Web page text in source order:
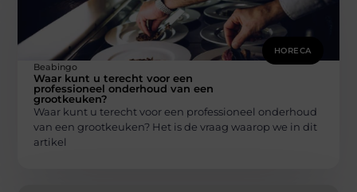
HORECA
Beabingo
Waar kunt u terecht voor een
professioneel onderhoud van een
grootkeuken?
Waar kunt u terecht voor een professioneel onderhoud
van een grootkeuken? Het is de vraag waarop we in dit
artikel